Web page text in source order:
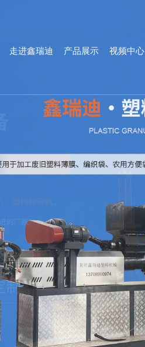
走进鑫瑞迪 产品展示 视频中心